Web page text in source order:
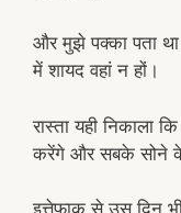
और मुझे पक्का पता
में शायद वहां न हों।
रास्ता यही निकाला
करेंगे और सबके सोने के
इत्तेफाक से उस दिन